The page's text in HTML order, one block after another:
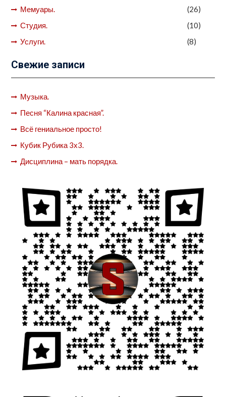
Мемуары.
(26)
Студия.
(10)
Услуги.
(8)
Свежие записи
Музыка.
Песня “Калина красная”.
Всё гениальное просто!
Кубик Рубика 3х3.
Дисциплина – мать порядка.